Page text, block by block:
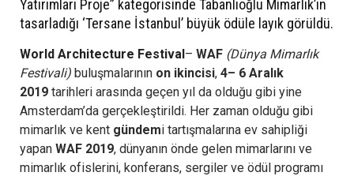
Yatırımları Proje” kategorisinde Tabanlıoğlu Mimarlık’ın
tasarladığı ‘Tersane İstanbul’ büyük ödüle layık görüldü.
World Architecture Festival– WAF (Dünya Mimarlık
Festivali) buluşmalarının on ikincisi, 4– 6 Aralık
2019 tarihleri arasında geçen yıl da olduğu gibi yine
Amsterdam’da gerçekleştirildi. Her zaman olduğu gibi
mimarlık ve kent gündemi tartışmalarına ev sahipliği
yapan WAF 2019, dünyanın önde gelen mimarlarını ve
mimarlık ofislerini, konferans, sergiler ve ödül programı